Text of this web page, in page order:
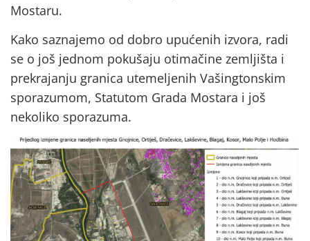
Mostaru.
Kako saznajemo od dobro upućenih izvora, radi
se o još jednom pokušaju otimačine zemljišta i
prekrajanju granica utemeljenih Vašingtonskim
sporazumom, Statutom Grada Mostara i još
nekoliko sporazuma.